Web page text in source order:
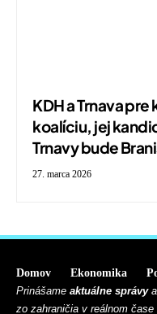
KDH a Trnava
koalíciu, jej
Trnavy bude
27. marca 2026
Domov Ekonomika
Prinášame aktuálne správya
zo zahraničia v reálnom